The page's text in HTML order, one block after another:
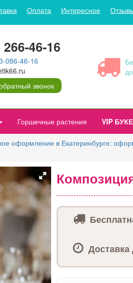
Оплата Интересное
46-16
086-46-16
звонок
Горшечные растения VIP
оформление в Екатеринбурге: